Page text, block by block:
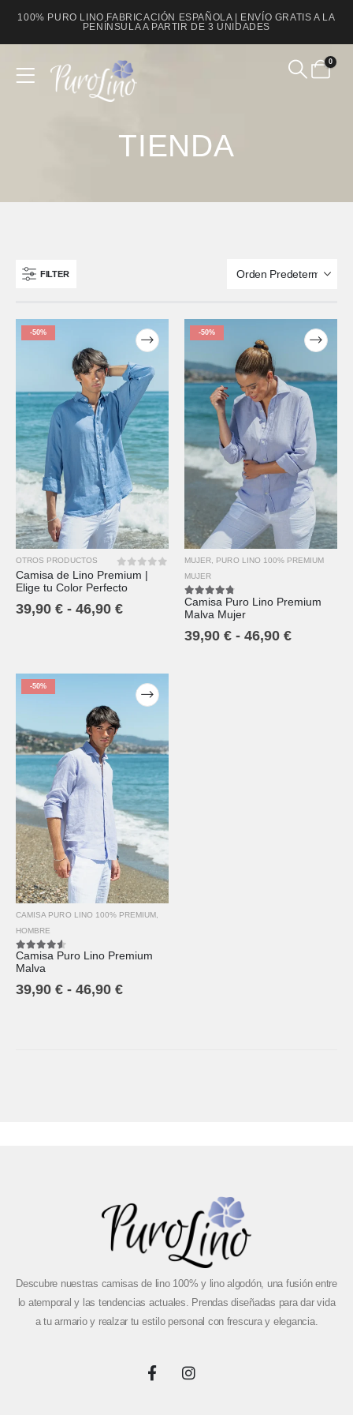
100% PURO LINO FABRICACIÓN ESPAÑOLA | ENVÍO GRATIS A LA
PENÍNSULA A PARTIR DE 3 UNIDADES
0
TIENDA
FILTER
-50%
OTROS PRODUCTOS
0out of 5
Camisa de Lino Premium |
Elige tu Color Perfecto
39,90 € - 46,90 €
-50%
MUJER, PURO LINO 100% PREMIUM
MUJER
4.67out of 5
Camisa Puro Lino Premium
Malva Mujer
39,90 € - 46,90 €
-50%
CAMISA PURO LINO 100% PREMIUM
HOMBRE
4.50 out of 5
Camisa Puro Lino Premium
Malva
39,90 € - 46,90 €
Descubre nuestras camisas de lino 100% y lino algodón, una fusión entre
lo atemporal y las tendencias actuales. Prendas diseñadas para dar vida
a tu armario y realzar tu estilo personal con frescura y elegancia.